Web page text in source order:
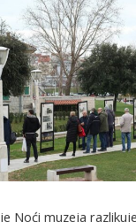
Noći muzeja